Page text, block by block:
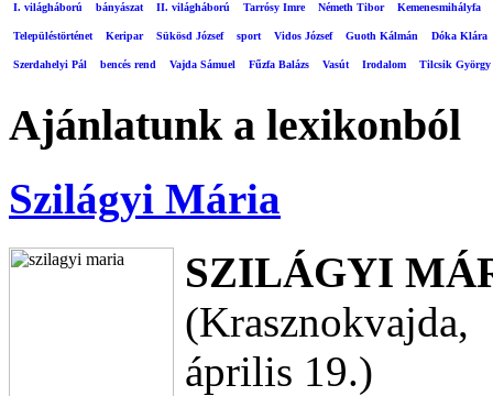
I. világháború bányászat II. világháború Tarrósy Imre Németh Tibor Kemenesmihályfa
Településtörténet Keripar Sükösd József sport Vidos József Guoth Kálmán Dóka Klára
Szerdahelyi Pál bencés rend Vajda Sámuel Fűzfa Balázs Vasút Irodalom Tilcsik György
Ajánlatunk a lexikonból
Szilágyi Mária
SZILÁGYI
április 19.)